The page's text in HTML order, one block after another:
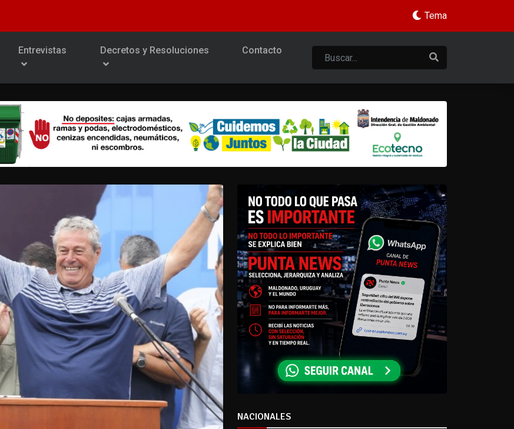
Tema
Entrevistas Decretos y Resoluciones Contacto
NACIONALES